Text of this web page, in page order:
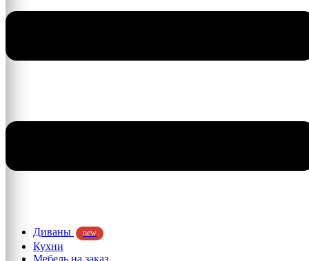
Диваны new
Кухни
Мебель на заказ